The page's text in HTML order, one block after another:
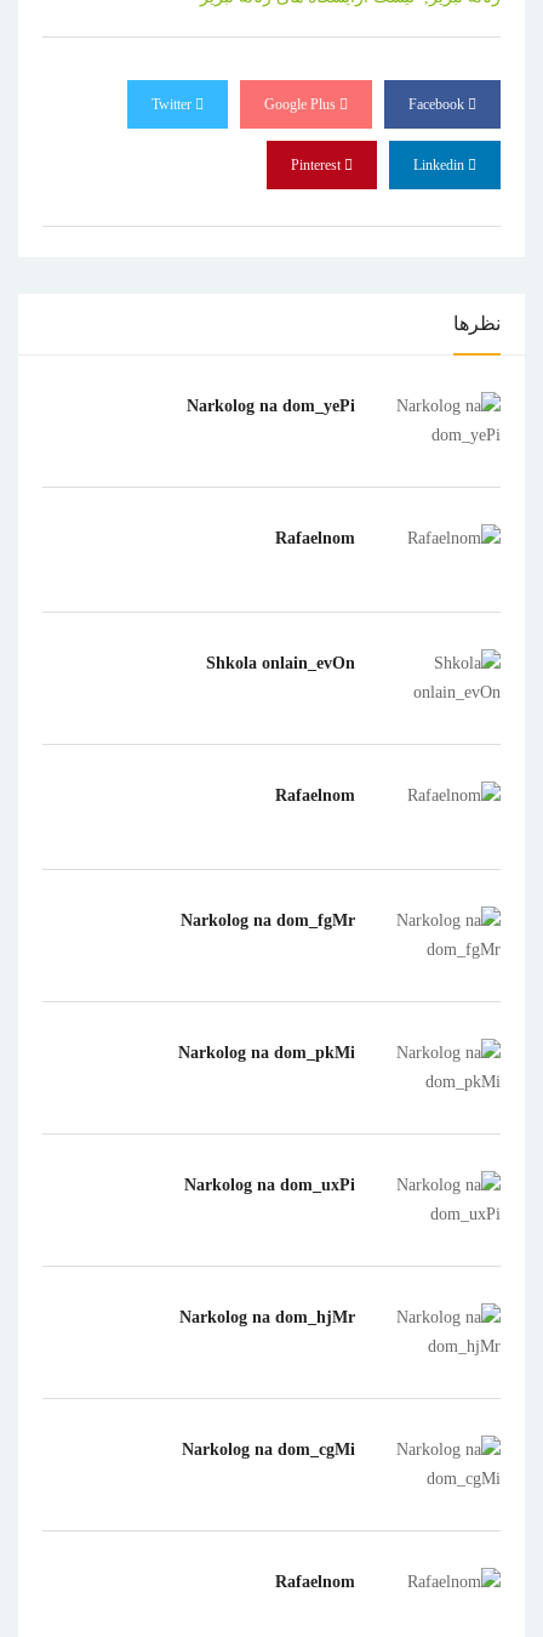
نظرها
Narkolog na dom_yePi
Rafaelnom
Shkola onlain_evOn
Rafaelnom
Narkolog na dom_fgMr
Narkolog na dom_pkMi
Narkolog na dom_uxPi
Narkolog na dom_hjMr
Narkolog na dom_cgMi
Rafaelnom